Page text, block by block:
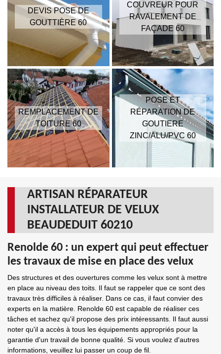
DEVIS POSE DE
GOUTTIÈRE 60
COUVREUR POUR
RAVALEMENT DE
FAÇADE 60
REMPLACEMENT DE
TOITURE 60
POSE ET
RÉPARATION DE
GOUTIERE
ZINC/ALU/PVC 60
ARTISAN RÉPARATEUR
INSTALLATEUR DE VELUX
BEAUDEDUIT 60210
Renolde 60 : un expert qui peut effectuer
les travaux de mise en place des velux
Des structures et des ouvertures comme les velux sont à mettre
en place au niveau des toits. Il faut se rappeler que ce sont des
travaux très difficiles à réaliser. Dans ce cas, il faut convier des
experts en la matière. Renolde 60 est capable de réaliser ces
tâches et sachez qu'il propose des prix intéressants. Il faut aussi
noter qu'il a accès à tous les équipements appropriés pour la
garantie d'un travail de bonne qualité. Si vous voulez d'autres
informations, veuillez lui passer un coup de fil.